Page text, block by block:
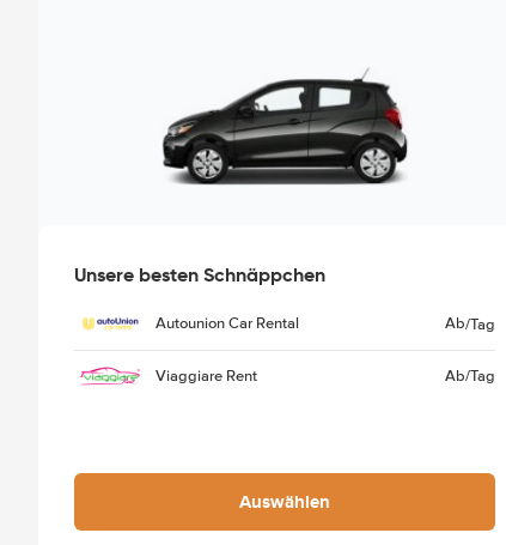
Unsere besten Schnäppchen
Autounion Car Rental Ab/Tag
Viaggiare Rent Ab/Tag
Auswählen